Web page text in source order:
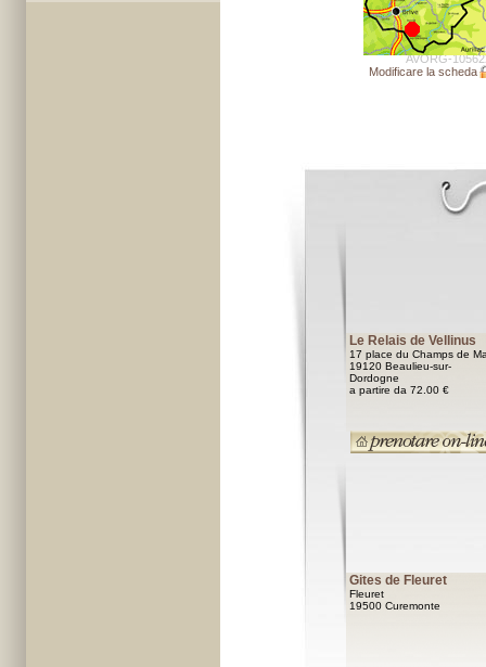
AVORG-
Modificare la scheda
Le Relais de Vellinus
17 place du Champs de
19120 Beaulieu-sur-
Dordogne
a partire da 72.00 €
Gites de Fleuret
Fleuret
19500 Curemonte